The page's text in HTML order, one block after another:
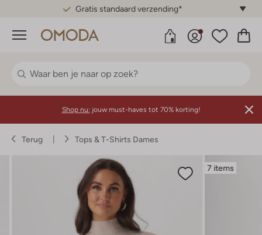
Gratis standaard verzending*
Menu
Shop nu: jouw must-haves tot 70% korting!
Terug Tops & T-Shirts Dames
7 items